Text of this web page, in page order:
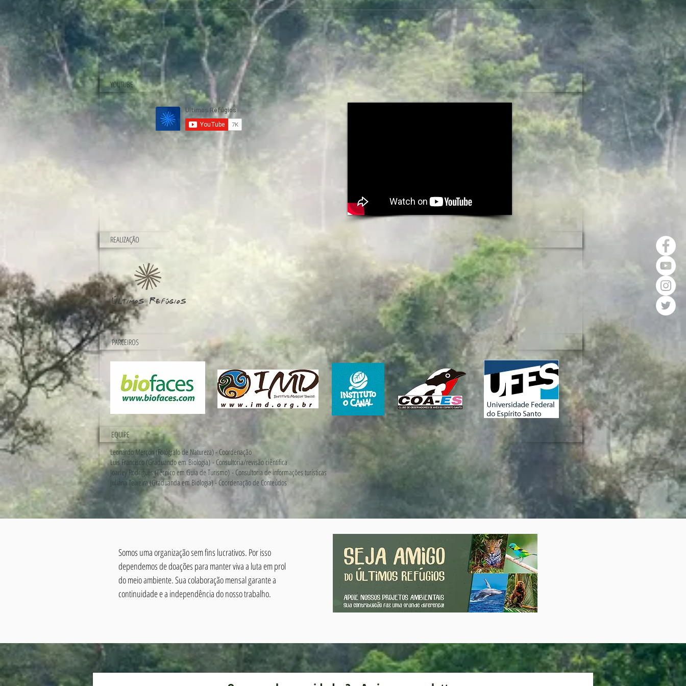
YOUTUBE
REALIZAÇÃO
PARCEIROS
EQUIPE
Leonardo Merçon (Fotógrafo de Natureza) - Coordenação
Luis Francisco (Graduando em Biologia) - Consultoria/revisão ciêntifica
Joarley Rodrigues (Técnico em Guia de Turismo) - Consultoria de informações turísticas
Juliana Teixeira (Graduanda em Biologia) - Coordenação de Conteúdos
Somos uma organização sem fins lucrativos. Por isso
dependemos de doações para manter viva a luta em prol
do meio ambiente. Sua colaboração mensal garante a
continuidade e a independência do nosso trabalho.